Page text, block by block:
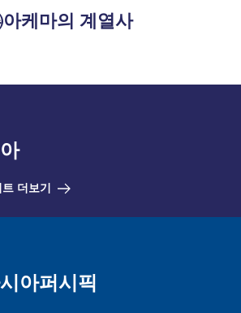
케마의 계열사
더보기
아퍼시픽